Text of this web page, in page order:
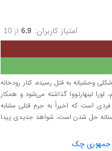
امتیاز کاربران: 6.9 از 10
وحشیانه به قتل رسیده، کنار رودخانه
لینهارتووا گذاشته می‌شود و همکار
است که اخیراً به جرم قتلی مشابه
حل شدن است، شواهد جدیدی پیدا
جمهوری چک